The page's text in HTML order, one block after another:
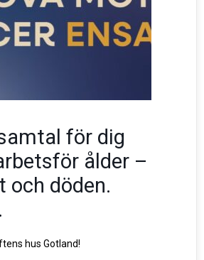
för dig
ålder –
och döden.
hus Gotland!